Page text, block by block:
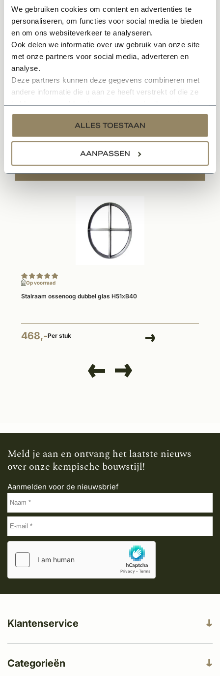
We gebruiken cookies om content en advertenties te
personaliseren, om functies voor social media te bieden
en om ons websiteverkeer te analyseren.
Ook delen we informatie over uw gebruik van onze site
met onze partners voor social media, adverteren en
analyse.
Deze partners kunnen deze gegevens combineren met
andere informatie die u aan ze heeft verstrekt of die ze
services.
ALLES TOESTAAN
AANPASSEN
bijgevoegde productsheet.
*Al onze ramen voorzien van dubbel glas worden
veelvuldig toegepast in kempische woningen
*Al onze ramen voorzien van enkel glas worden
voornamelijk toegepast in bijgebouwen
Specificaties
Gerelateerde producten
Op voorraad
Stalraam ossenoog dubbel glas H51xB40
468,-Per stuk
Meld je aan en ontvang het laatste nieuws
over onze kempische bouwstijl!
Aanmelden voor de nieuwsbrief
Klantenservice
Categorieën